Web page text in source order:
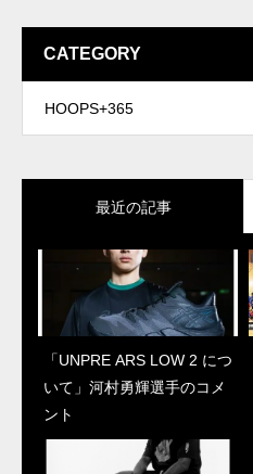
CATEGORY
HOOPS+365
最近の記事
「UNPRE ARS LOW 2 につ
いて」河村勇輝選手のコメ
ント
「ZION3について」ザイオ
ン本人コメント